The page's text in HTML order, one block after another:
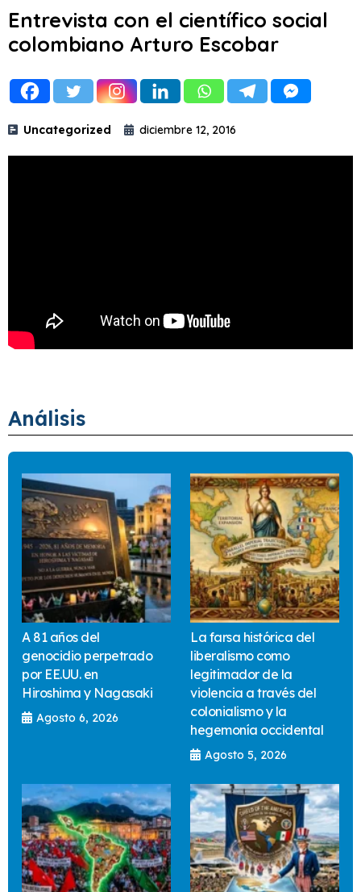
Entrevista con el científico social
colombiano Arturo Escobar
Uncategorized diciembre 12, 2016
Análisis
A 81 años del
genocidio perpetrado
por EE.UU. en
Hiroshima y Nagasaki
Agosto 6, 2026
La farsa histórica del
liberalismo como
legitimador de la
violencia a través del
colonialismo y la
hegemonía occidental
Agosto 5, 2026